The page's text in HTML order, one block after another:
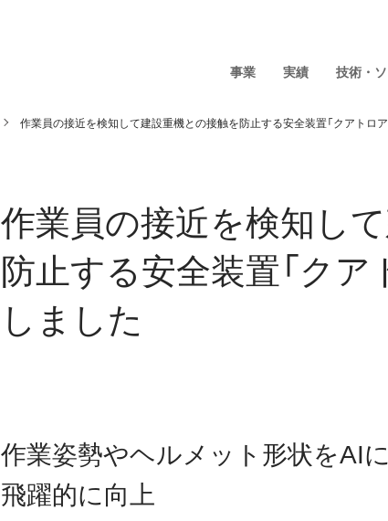
事業 実績 技術・
作業員の接近を検知して建設重機との接触を防止する安全装置「クアトロ
作業員の接近を検知し
防止する安全装置「ク
しました
作業姿勢やヘルメット形状をAI
飛躍的に向上